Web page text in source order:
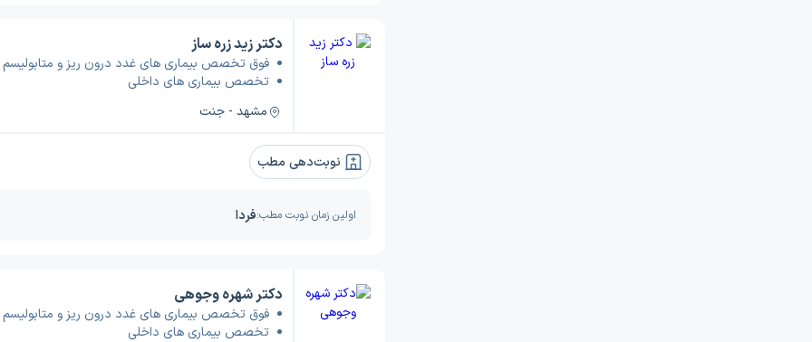
دکتر زید زره ساز
فوق تخصص بیماری های غدد درون ریز و متابولیسم
تخصص بیماری های داخلی
مشهد - جنت
نوبت‌دهی مطب
اولین زمان نوبت مطب:فردا
دکتر شهره وجوهی
فوق تخصص بیماری های غدد درون ریز و متابولیسم
تخصص بیماری های داخلی